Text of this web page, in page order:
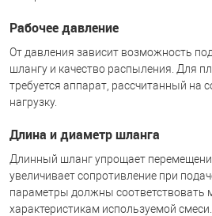
Рабочее давление
От давления зависит возможность
шлангу и качество распыления. Для
требуется аппарат, рассчитанный на
нагрузку.
Длина и диаметр шланга
Длинный шланг упрощает
увеличивает сопротивление при
параметры должны соответствовать
характеристикам используемой смеси.